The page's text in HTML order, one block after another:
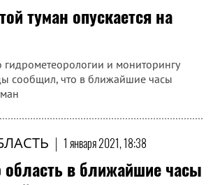
туман опускается на
гидрометеорологии и мониторингу
сообщил, что в ближайшие часы
| 1 января 2021, 18:38
в ближайшие часы